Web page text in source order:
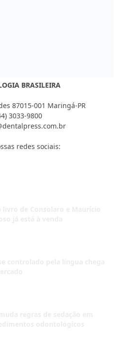
BRASILEIRA
87015-001 Maringá-PR
3033-9800
redes sociais: